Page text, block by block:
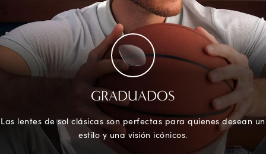
GRADUADOS
Las lentes de sol clásicas son perfectas para quienes desean un
estilo y una visión icónicos.